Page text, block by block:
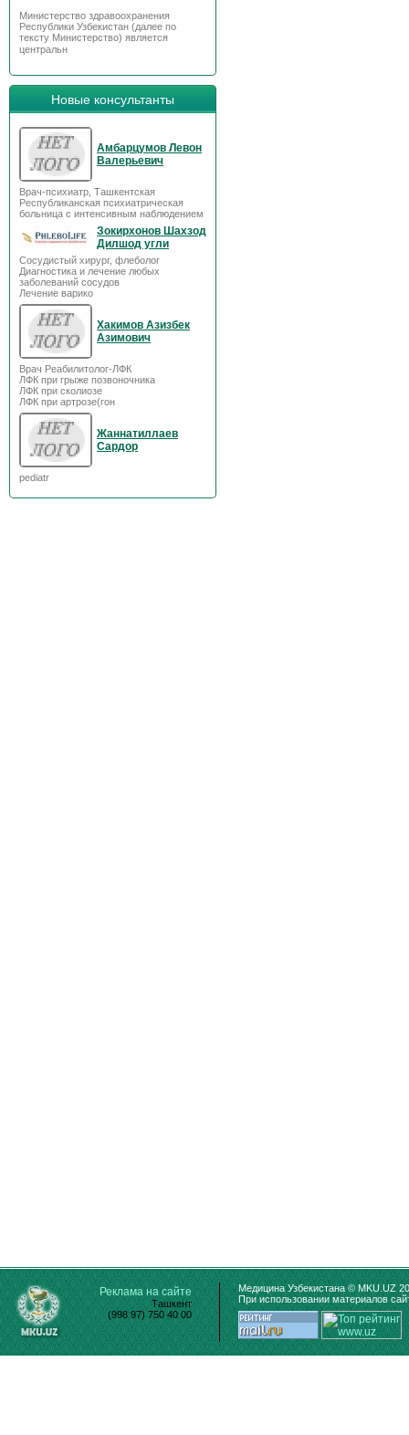
Министерство здравоохранения
Республики Узбекистан (далее по
тексту Министерство) является
центральн
Новые консультанты
Амбарцумов Левон
Валерьевич
Врач-психиатр, Ташкентская
Республиканская психиатрическая
больница с интенсивным наблюдением
Зокирхонов Шахзод
Дилшод угли
Сосудистый хирург, флеболог
Диагностика и лечение любых
заболеваний сосудов
Лечение варико
Хакимов Азизбек
Азимович
Врач Реабилитолог-ЛФК
ЛФК при грыже позвоночника
ЛФК при сколиозе
ЛФК при артрозе(гон
Жаннатиллаев
Сардор
pediatr
Реклама на сайте
Ташкент
(998 97) 750 40 00
Медицина Узбекистана © MKU.UZ
При использовании материалов